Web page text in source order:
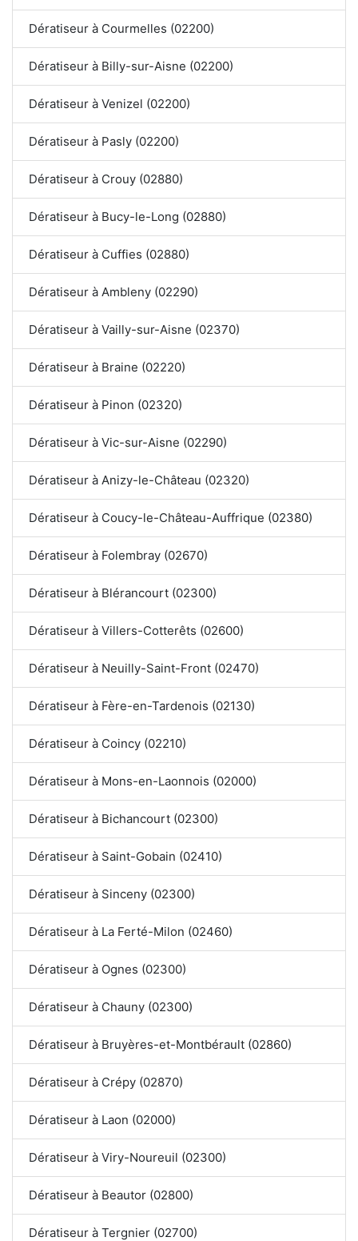
Dératiseur à Courmelles (02200)
Dératiseur à Billy-sur-Aisne (02200)
Dératiseur à Venizel (02200)
Dératiseur à Pasly (02200)
Dératiseur à Crouy (02880)
Dératiseur à Bucy-le-Long (02880)
Dératiseur à Cuffies (02880)
Dératiseur à Ambleny (02290)
Dératiseur à Vailly-sur-Aisne (02370)
Dératiseur à Braine (02220)
Dératiseur à Pinon (02320)
Dératiseur à Vic-sur-Aisne (02290)
Dératiseur à Anizy-le-Château (02320)
Dératiseur à Coucy-le-Château-Auffrique (02380)
Dératiseur à Folembray (02670)
Dératiseur à Blérancourt (02300)
Dératiseur à Villers-Cotterêts (02600)
Dératiseur à Neuilly-Saint-Front (02470)
Dératiseur à Fère-en-Tardenois (02130)
Dératiseur à Coincy (02210)
Dératiseur à Mons-en-Laonnois (02000)
Dératiseur à Bichancourt (02300)
Dératiseur à Saint-Gobain (02410)
Dératiseur à Sinceny (02300)
Dératiseur à La Ferté-Milon (02460)
Dératiseur à Ognes (02300)
Dératiseur à Chauny (02300)
Dératiseur à Bruyères-et-Montbérault (02860)
Dératiseur à Crépy (02870)
Dératiseur à Laon (02000)
Dératiseur à Viry-Noureuil (02300)
Dératiseur à Beautor (02800)
Dératiseur à Tergnier (02700)